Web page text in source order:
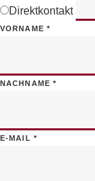
Direktkontakt
VORNAME *
NACHNAME*
E-MAIL *